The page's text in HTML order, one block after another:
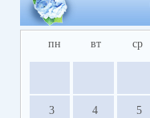
пн вт ср
3 4 5